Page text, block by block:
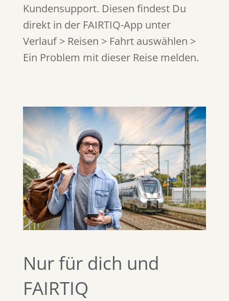
Kundensupport. Diesen findest Du
direkt in der FAIRTIQ-App unter
Verlauf > Reisen > Fahrt auswählen >
Ein Problem mit dieser Reise melden.
Nur für dich und
FAIRTIQ